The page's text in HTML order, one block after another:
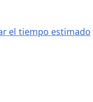
el tiempo estimado